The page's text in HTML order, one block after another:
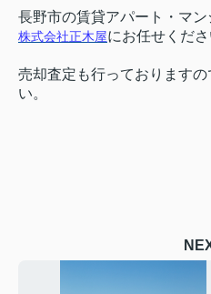
長野市の賃貸アパート・マ
株式会社正木屋にお任せくださ
売却査定も行っておりますの
い。